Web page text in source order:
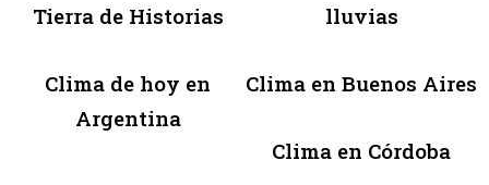
Tierra de Historias lluvias
Clima de hoy en
Argentina
Clima en Buenos Aires
Clima en Córdoba